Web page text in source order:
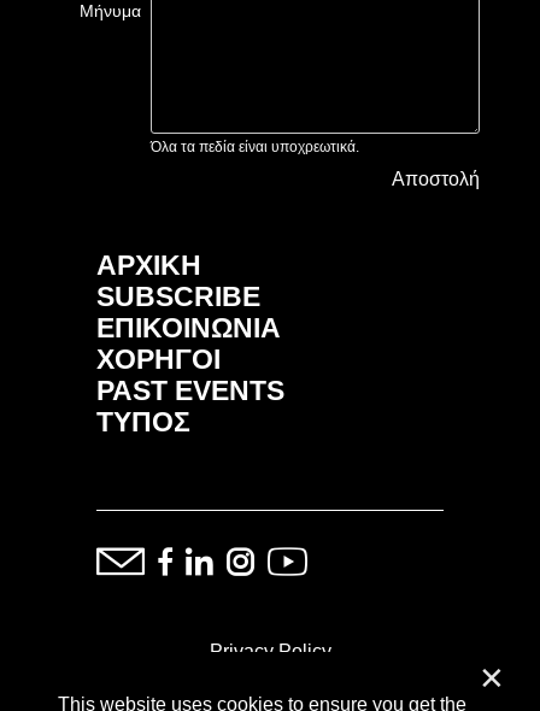
This website uses cookies to ensure you get the
✕
Μήνυμα
Όλα τα πεδία είναι υποχρεωτικά.
Αποστολή
ΑΡΧΙΚΗ
SUBSCRIBE
ΕΠΙΚΟΙΝΩΝΙΑ
ΧΟΡΗΓΟΙ
PAST EVENTS
ΤΥΠΟΣ
Privacy Policy